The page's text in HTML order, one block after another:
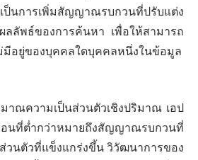
การเพิ่มสัญญาณรบกวนที่ปรับแต่ง
ลลัพธ์ของการค้นหา เพื่อให้สามารถ
มีอยู่ของบุคคลใดบุคคลหนึ่งในข้อมูล
าณความเป็นส่วนตัวเชิงปริมาณ เอป
อนที่ต่ำกว่าหมายถึงสัญญาณรบกวนที่
วนตัวที่แข็งแกร่งขึ้น วิวัฒนาการของ